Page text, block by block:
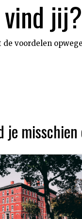
jij?
voordelen
je